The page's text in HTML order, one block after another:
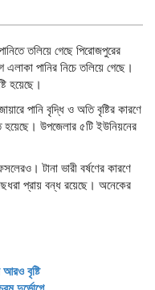
তলিয়ে গেছে পিরোজপুরের
এলাকা পানির নিচে তলিয়ে গেছে।
হয়েছে।
পানি বৃদ্ধি ও অতি বৃষ্টির কারণে
হয়েছে। উপজেলার ৫টি ইউনিয়নের
টানা ভারী বর্ষণের কারণে
প্রায় বন্ধ রয়েছে। অনেকের
আরও বৃষ্টি